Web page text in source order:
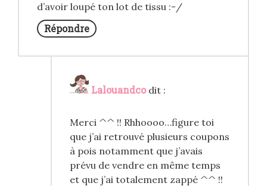
d’avoir loupé ton lot de tissu :-/
Répondre
Lalouandco dit :
Merci ^^ !! Rhhoooo…figure toi
que j’ai retrouvé plusieurs coupons
à pois notamment que j’avais
prévu de vendre en même temps
et que j’ai totalement zappé ^^ !!